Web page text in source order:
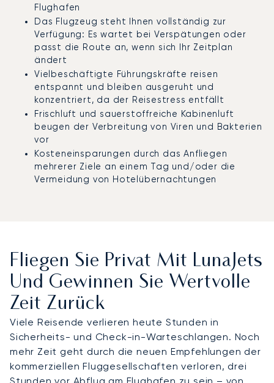
Flughafen
Das Flugzeug steht Ihnen vollständig zur
Verfügung: Es wartet bei Verspätungen oder
passt die Route an, wenn sich Ihr Zeitplan
ändert
Vielbeschäftigte Führungskräfte reisen
entspannt und bleiben ausgeruht und
konzentriert, da der Reisestress entfällt
Frischluft und sauerstoffreiche Kabinenluft
beugen der Verbreitung von Viren und Bakterien
vor
Kosteneinsparungen durch das Anfliegen
mehrerer Ziele an einem Tag und/oder die
Vermeidung von Hotelübernachtungen
Fliegen Sie Privat Mit LunaJets
Und Gewinnen Sie Wertvolle
Zeit Zurück
Viele Reisende verlieren heute Stunden in
Sicherheits- und Check-in-Warteschlangen. Noch
mehr Zeit geht durch die neuen Empfehlungen der
kommerziellen Fluggesellschaften verloren, drei